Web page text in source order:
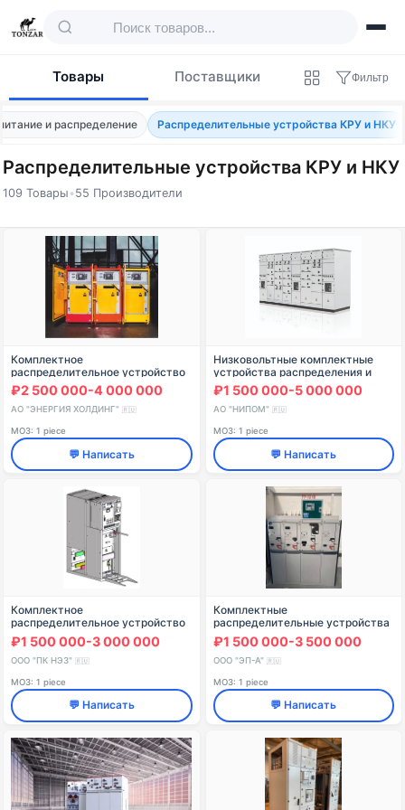
Товары Поставщики Фильтр
и распределение Распределительные устройства КРУ и НКУ
Распределительные устройства КРУ и НКУ
109 Товары •55 Производители
Товары — Распределительные
Комплектное
распределительное устройство
КРУ-РН-6/10-УХЛ5-ВВ
₽2 500 000-4 000 000
АО "ЭНЕРГИЯ ХОЛДИНГ" 🇷🇺
МОЗ: 1 piece
💬 Написать
Низковольтные комплектные
устройства распределения и
управления НКУ
₽1 500 000-5 000 000
АО "НИПОМ" 🇷🇺
МОЗ: 1 piece
💬 Написать
Комплектное
распределительное устройство
серии КРУ-К63С
₽1 500 000-3 000 000
ООО "ПК НЭЗ" 🇷🇺
МОЗ: 1 piece
💬 Написать
Комплектные
распределительные устройства
с элегазовой изоляцией серии
КРУЭ ЭПА на номинальное
напряжение 6 (10);20 и 35 кВ,
₽1 500 000-3 500 000
ООО "ЭП-А" 🇷🇺
МОЗ: 1 piece
💬 Написать